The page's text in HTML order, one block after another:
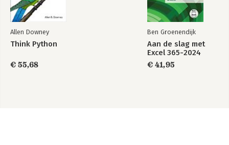
Allen Downey
Think Python
€ 55,68
Ben Groenendijk
Aan de slag met
Excel 365-2024
€ 41,95